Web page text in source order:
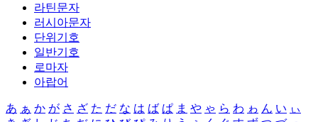
라틴문자
러시아문자
단위기호
일반기호
로마자
아랍어
あ ぁ か が さ ざ た だ な は ば ぱ ま や ゃ ら わ ゎ ん い ぃ